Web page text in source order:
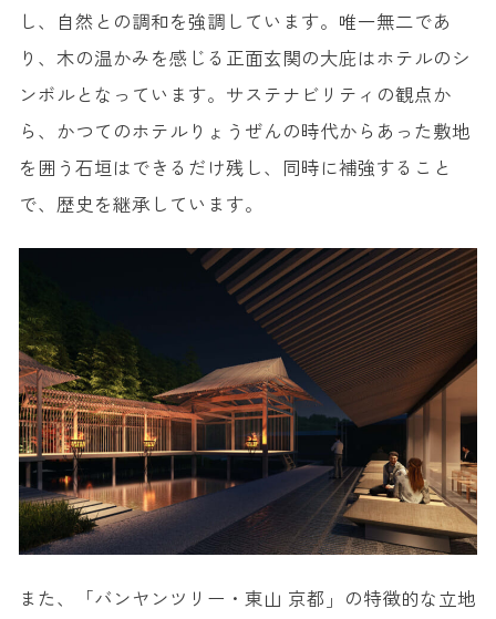
し、自然との調和を強調しています。唯一無二であ
り、木の温かみを感じる正面玄関の大庇はホテルのシ
ンボルとなっています。サステナビリティの観点か
ら、かつてのホテルりょうぜんの時代からあった敷地
を囲う石垣はできるだけ残し、同時に補強すること
で、歴史を継承しています。
また、「バンヤンツリー・東山 京都」の特徴的な立地